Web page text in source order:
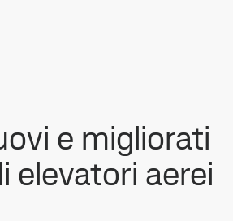
e migliorati
elevatori aerei